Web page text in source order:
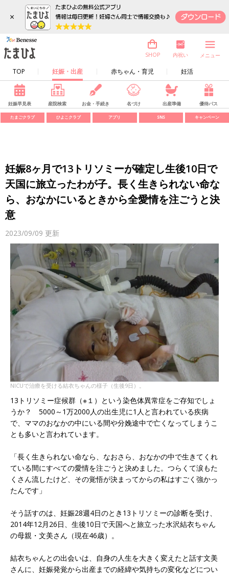
×
TOP 妊娠・出産 赤ちゃん・育児 妊活
SHOP 内祝い メニュー
妊娠早見表 産院検索 お金・手続き 名づけ 出産準備 優待パス
たまごクラブ ひよこクラブ アプリ SNS キャンペーン
妊娠8ヶ月で13トリソミーが確定し生後10日で
天国に旅立ったわが子。長く生きられない命な
ら、おなかにいるときから全愛情を注ごうと決
意
2023/09/09 更新
NICUで治療を受ける結衣ちゃんの様子（生後9日）。
13トリソミー症候群（※１）という染色体異常症をご存知でしょ
うか？ 5000～1万2000人の出生児に1人と言われている疾病
で、ママのおなかの中にいる間や分娩途中で亡くなってしまうこ
とも多いと言われています。
「長く生きられない命なら、なおさら、おなかの中で生きてくれ
ている間にすべての愛情を注ごうと決めました。つらくて涙もた
くさん流したけど、その覚悟が決まってからの私はすごく強かっ
たんです」
そう話すのは、妊娠28週4日のとき13トリソミーの診断を受け、
2014年12月26日、生後10日で天国へと旅立った水沢結衣ちゃん
の母親・文美さん（現在46歳）。
結衣ちゃんとの出会いは、自身の人生を大きく変えたと話す文美
さんに、妊娠発覚から出産までの経緯や気持ちの変化などについ